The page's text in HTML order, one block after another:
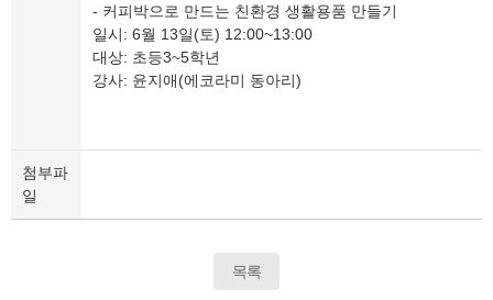
- 커피박으로 만드는 친환경 생활용품 만들기
일시: 6월 13일(토) 12:00~13:00
대상: 초등3~5학년
강사: 윤지애(에코라미 동아리)
첨부파
일
목록